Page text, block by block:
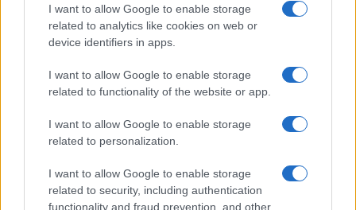
I want to allow Google to enable storage
related to analytics like cookies on web or
device identifiers in apps.
I want to allow Google to enable storage
related to functionality of the website or app.
I want to allow Google to enable storage
related to personalization.
I want to allow Google to enable storage
related to security, including authentication
functionality and fraud prevention, and other